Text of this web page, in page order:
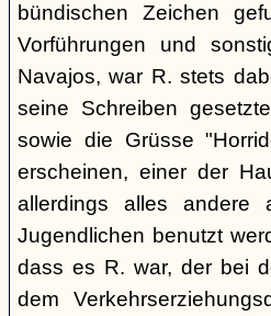
bündischen Zeichen
Vorführungen und
Navajos, war R. stets
seine Schreiben
sowie die Grüsse
erscheinen, einer der
allerdings alles andere
Jugendlichen benutzt
dass es R. war, der bei
dem